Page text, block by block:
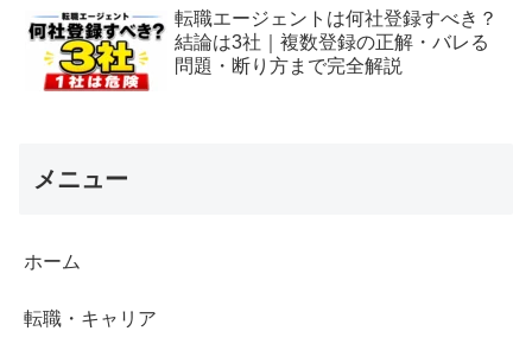
転職エージェントは何社登録すべき？
結論は3社｜複数登録の正解・バレる
問題・断り方まで完全解説
メニュー
ホーム
転職・キャリア